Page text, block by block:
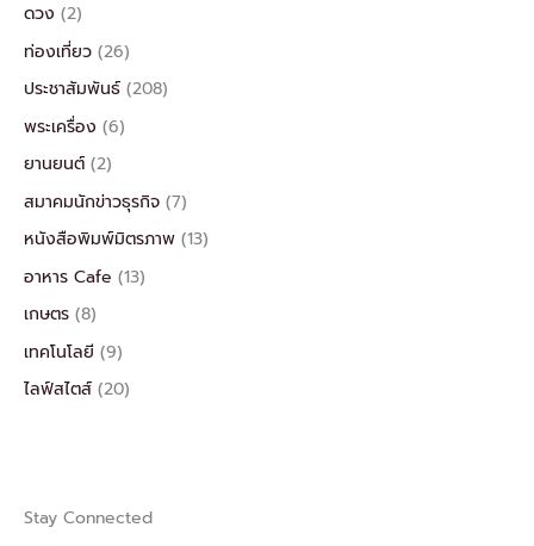
ดวง (2)
ท่องเที่ยว (26)
ประชาสัมพันธ์ (208)
พระเครื่อง (6)
ยานยนต์ (2)
สมาคมนักข่าวธุรกิจ (7)
หนังสือพิมพ์มิตรภาพ (13)
อาหาร Cafe (13)
เกษตร (8)
เทคโนโลยี (9)
ไลฟ์สไตส์ (20)
Stay Connected